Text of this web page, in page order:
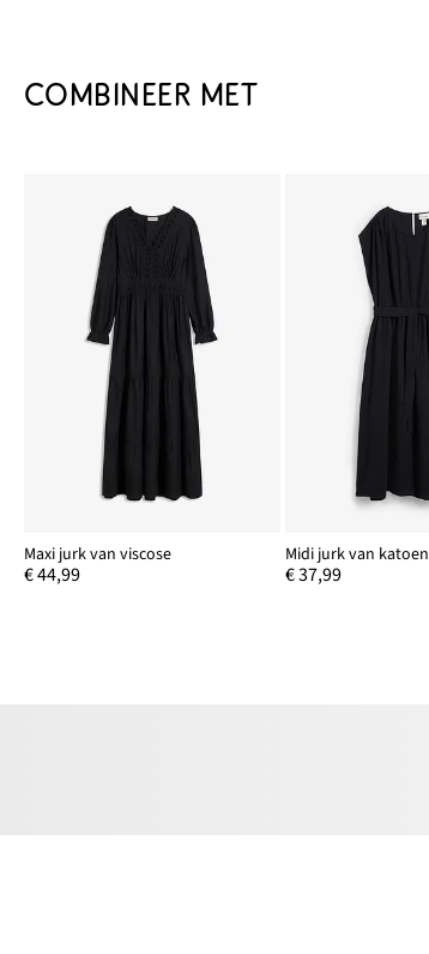
COMBINEER MET
Maxi jurk van viscose
€ 44,99
Midi jurk van katoen
€ 37,99